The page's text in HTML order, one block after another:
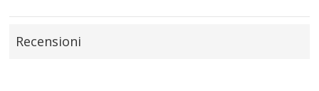
Recensioni